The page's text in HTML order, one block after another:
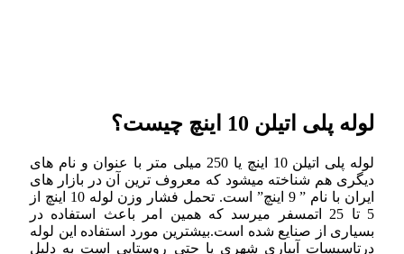
لوله پلی اتیلن 10 اینچ چیست؟
لوله پلی اتیلن 10 اینچ یا 250 میلی متر با عنوان و نام های
دیگری هم شناخته میشود که معروف ترین آن در بازار های
ایران با نام ” 9 اینچ” است. تحمل فشار وزن لوله 10 اینچ از
5 تا 25 اتمسفر میرسد که همین امر باعث استفاده در
بسیاری از صنایع شده است.بیشترین مورد استفاده این لوله
درتاسیسات آبیاری شهری یا حتی روستایی است به دلیل